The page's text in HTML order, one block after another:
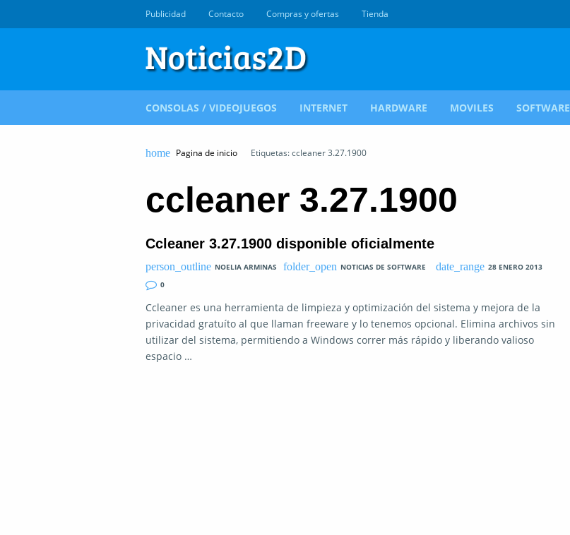
Publicidad Contacto Compras y ofertas Tienda
CONSOLAS / VIDEOJUEGOS INTERNET HARDWARE MOVILES SOFTWARE
Pagina de inicio Etiquetas: ccleaner 3.27.1900
ccleaner 3.27.1900
Ccleaner 3.27.1900 disponible oficialmente
NOELIA ARMINAS NOTICIAS DE SOFTWARE
28 ENERO 2013
0
Ccleaner es una herramienta de limpieza y optimización del sistema y mejora de la
privacidad gratuíto al que llaman freeware y lo tenemos opcional. Elimina archivos sin
utilizar del sistema, permitiendo a Windows correr más rápido y liberando valioso
espacio …